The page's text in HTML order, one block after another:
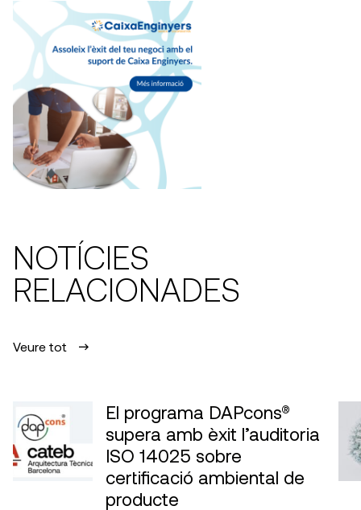
NOTÍCIES
RELACIONADES
Veure tot
El programa DAPcons®
supera amb èxit l’auditoria
ISO 14025 sobre
certificació ambiental de
producte